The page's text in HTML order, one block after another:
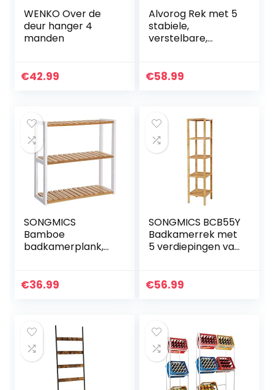
WENKO Over de
deur hanger 4
manden
€42.99
Alvorog Rek met 5
stabiele,
verstelbare,
opslagruimte voor
€58.99
SONGMICS
Bamboe
badkamerplank,
plantenrek,
balkon, keuken…
€36.99
SONGMICS BCB55Y
Badkamerrek met
5 verdiepingen van
x 33 x 146 cm, smal
€56.99